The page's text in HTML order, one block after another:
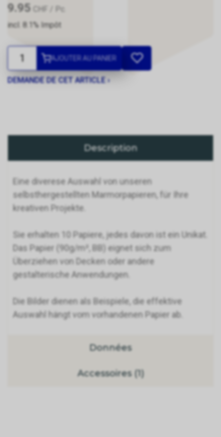
9.95 CHF
/ Pc.
incl. 8.1% Impôt
AJOUTER AU PANIER
DEMANDE DE CET ARTICLE ›
Description
Eine diverese Auswahl von unseren
selbsthergestellten Marmorpapieren, für Ihre
kreativen Projekte.
Sie erhalten 10 Papiere, jedes davon ist ein Unikat.
Das Papier (90g/m², BB) eignet sich zum
Überziehen von Decken oder andere
gestalterische Anwendungen.
Die Bilder dienen als Beispiele, die effektive
Auswahl hängt vom vorhandenen Papier ab.
Données
Accessoires (1)